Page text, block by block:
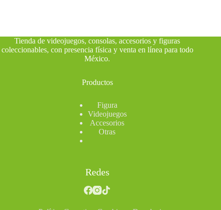
Tienda de videojuegos, consolas, accesorios y figuras
coleccionables, con presencia física y venta en línea para todo
México.
Productos
Figura
Videojuegos
Accesorios
Otras
Redes